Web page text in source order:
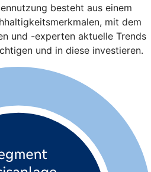
besteht aus einem
mit dem
und -experten aktuelle Trends
und in diese investieren.